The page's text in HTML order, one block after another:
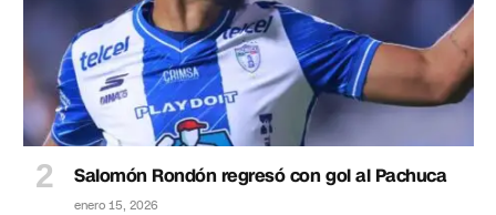
Salomón Rondón regresó con gol al Pachuca
enero 15, 2026